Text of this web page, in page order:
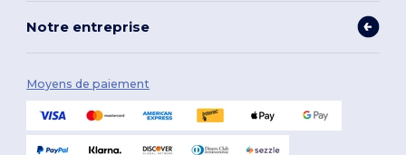
Notre entreprise
Moyens de paiement